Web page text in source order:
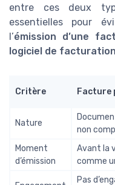
entre ces deux
essentielles pour
l’émission d’une
logiciel de facturation
Critère Facture
Nature
non
Moment
d’émission
Avant la
comme
Pas